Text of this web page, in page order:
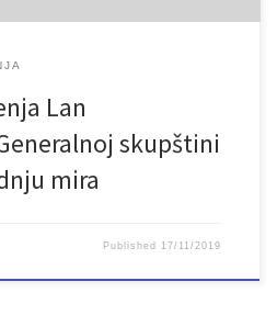
Lan
skupštini
mira
Published 17/11/2019